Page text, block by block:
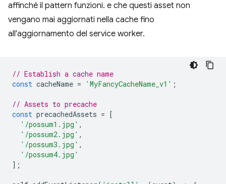
affinché il pattern funzioni. e che questi asset non
vengano mai aggiornati nella cache fino
all'aggiornamento del service worker.
// Establish a cache name
const cacheName = 'MyFancyCacheName_v1' ;
// Assets to precache
const precachedAssets =
[
'/possum1.jpg' ,
'/possum2.jpg' ,
'/possum3.jpg' ,
'/possum4.jpg'
];